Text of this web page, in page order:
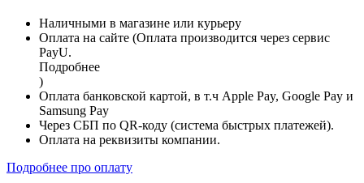
Наличными в магазине или курьеру
Оплата на сайте (Оплата производится через сервис
PayU.
Подробнее
)
Оплата банковской картой, в т.ч Apple Pay, Google Pay и
Samsung Pay
Через СБП по QR-коду (система быстрых платежей).
Оплата на реквизиты компании.
Подробнее про оплату